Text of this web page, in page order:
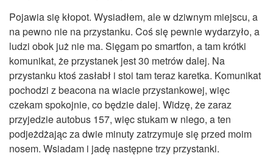
Pojawia się kłopot. Wysiadłem, ale w dziwnym miejscu, a
na pewno nie na przystanku. Coś się pewnie wydarzyło, a
ludzi obok już nie ma. Sięgam po smartfon, a tam krótki
komunikat, że przystanek jest 30 metrów dalej. Na
przystanku ktoś zasłabł i stoi tam teraz karetka. Komunikat
pochodzi z beacona na wiacie przystankowej, więc
czekam spokojnie, co będzie dalej. Widzę, że zaraz
przyjedzie autobus 157, więc stukam w niego, a ten
podjeżdżając za dwie minuty zatrzymuje się przed moim
nosem. Wsiadam i jadę następne trzy przystanki.